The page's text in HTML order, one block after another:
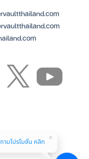
ามโปรโมชั่น คลิก